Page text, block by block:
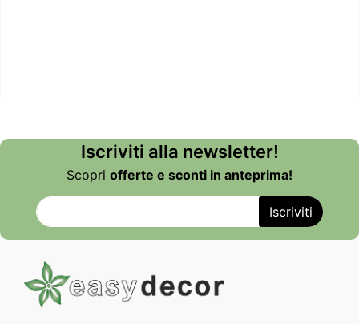
Iscriviti alla newsletter!
Scopri offerte e sconti in anteprima!